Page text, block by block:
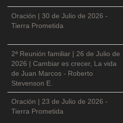
Oración | 30 de Julio de 2026 -
Tierra Prometida
2ª Reunión familiar | 26 de Julio de
2026 | Cambiar es crecer, La vida
de Juan Marcos - Roberto
Stevenson E.
Oración | 23 de Julio de 2026 -
Tierra Prometida